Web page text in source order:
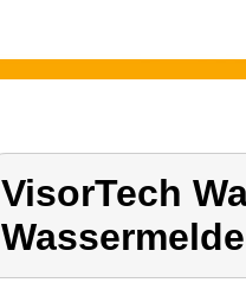
VisorTech